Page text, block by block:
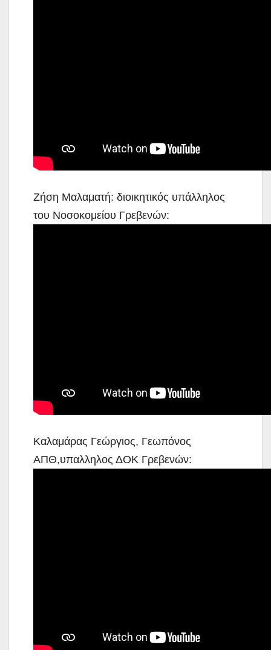
Ζήση Μαλαματή: διοικητικός υπάλληλος
του Νοσοκομείου Γρεβενών:
Καλαμάρας Γεώργιος, Γεωπόνος
ΑΠΘ,υπαλληλος ΔΟΚ Γρεβενών: